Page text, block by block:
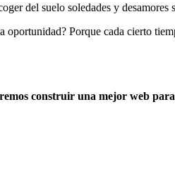
del suelo soledades y desamores
oportunidad? Porque cada cierto
construir una mejor web